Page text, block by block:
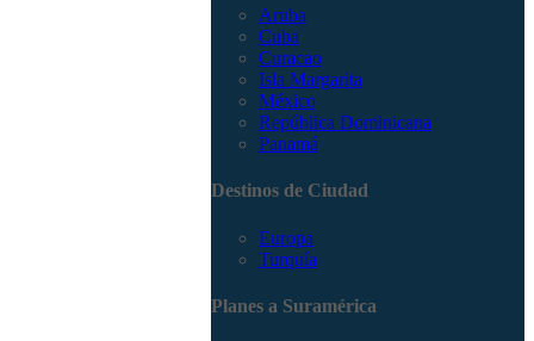
Aruba
Cuba
Curacao
Isla Margarita
México
República Dominicana
Panamá
Destinos de Ciudad
Europa
Turquía
Planes a Suramérica